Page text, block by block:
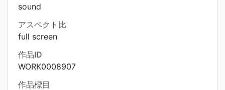
sound
アスペクト比
full screen
作品ID
WORK0008907
作品標目